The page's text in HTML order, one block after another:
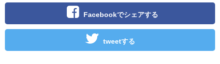
Facebookでシェアする
tweetする